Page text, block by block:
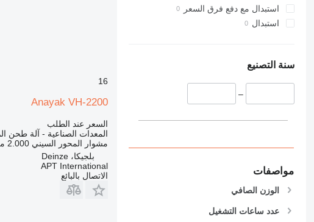
استبدال مع دفع فرق السعر
استبدال
سنة التصنيع
–
مواصفات
الوزن الصافي
عدد ساعات التشغيل
16
Anayak VH-2200
السعر عند الطلب
المعدات الصناعية - آلة طحن
مشوار المحور السيني 2.000 ملم
بلجيكا، Deinze
APT International
الاتصال بالبائع